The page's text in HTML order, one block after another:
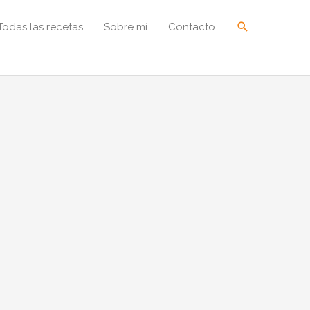
las recetas Sobre mí Contacto Buscar